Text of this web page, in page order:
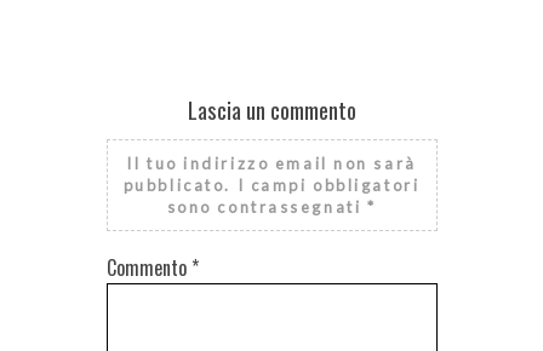
Lascia un commento
Il tuo indirizzo email non sarà
pubblicato.
I campi obbligatori
sono contrassegnati *
Commento *